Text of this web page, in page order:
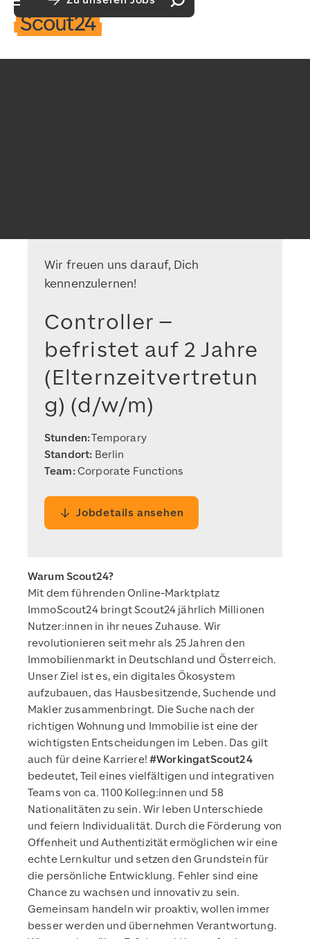
Hauptnavigation öffnen Suchfeld öffnen
Wir freuen uns darauf, Dich
kennenzulernen!
Controller –
befristet auf 2 Jahre
(Elternzeitvertretun
g) (d/w/m)
Stunden:Temporary
Standort: Berlin
Team:Corporate Functions
Jobdetails ansehen
Warum Scout24?
Mit dem führenden Online-Marktplatz
ImmoScout24 bringt Scout24 jährlich Millionen
Nutzer:innen in ihr neues Zuhause. Wir
revolutionieren seit mehr als 25 Jahren den
Immobilienmarkt in Deutschland und Österreich.
Unser Ziel ist es, ein digitales Ökosystem
aufzubauen, das Hausbesitzende, Suchende und
Makler zusammenbringt. Die Suche nach der
richtigen Wohnung und Immobilie ist eine der
wichtigsten Entscheidungen im Leben. Das gilt
auch für deine Karriere!#WorkingatScout24
bedeutet, Teil eines vielfältigen und integrativen
Teams von ca. 1100 Kolleg:innen und 58
Nationalitäten zu sein. Wir leben Unterschiede
und feiern Individualität. Durch die Förderung von
Offenheit und Authentizität ermöglichen wir eine
echte Lernkultur und setzen den Grundstein für
die persönliche Entwicklung. Fehler sind eine
Chance zu wachsen und innovativ zu sein.
Gemeinsam handeln wir proaktiv, wollen immer
besser werden und übernehmen Verantwortung.